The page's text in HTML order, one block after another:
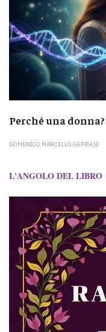
Perché una donna?
DOMENICO MARCELLO GERBASI
L'ANGOLO DEL LIBRO